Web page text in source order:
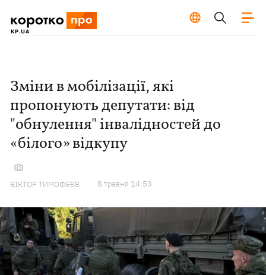
Зміни в мобілізації, які
пропонують депутати: від
"обнулення" інвалідностей до
«білого» відкупу
ВІКТОР ТИМОФЕЄВ 8 травня 14:53